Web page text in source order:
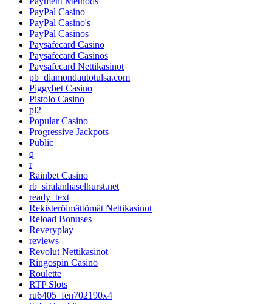
PayPal Casino
PayPal Casino's
PayPal Casinos
Paysafecard Casino
Paysafecard Casinos
Paysafecard Nettikasinot
pb_diamondautotulsa.com
Piggybet Casino
Pistolo Casino
pl2
Popular Casino
Progressive Jackpots
Public
q
r
Rainbet Casino
rb_siralanhaselhurst.net
ready_text
Rekisteröimättömät Nettikasinot
Reload Bonuses
Reveryplay
reviews
Revolut Nettikasinot
Ringospin Casino
Roulette
RTP Slots
ru6405_fen702190x4